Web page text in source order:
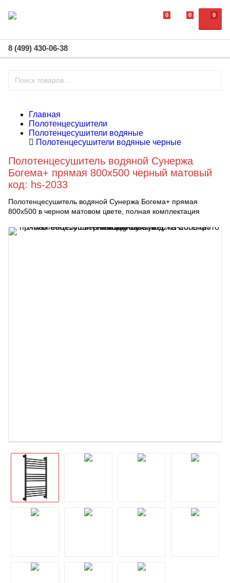
0
0 0
8 (499) 430-06-38
Главная
Полотенцесушители
Полотенцесушители водяные
Полотенцесушители водяные черные
Полотенцесушитель водяной Сунержа
Богема+ прямая 800x500 черный матовый
код: hs-2033
Полотенцесушитель водяной Сунержа Богема+ прямая
800x500 в черном матовом цвете, полная комплектация